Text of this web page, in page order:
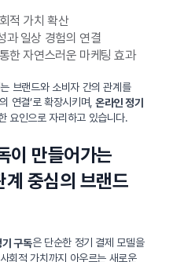
적 가치 확산
과 일상 경험의 연결
한 자연스러운 마케팅 효과
브랜드와 소비자 간의 관계를
연결’로 확장시키며,온라인 정기
요인으로 자리하고 있습니다.
이 만들어가는
중심의 브랜드
구독은 단순한 정기 결제 모델을
회적 가치까지 아우르는 새로운